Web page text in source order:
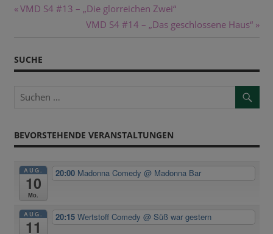
Beitragsnavigation
Vorheriger
VMD S4 #13 – „Die glorreichen Zwei“
Nächster
VMD S4 #14 – „Das geschlossene Haus“
SUCHE
BEVORSTEHENDE VERANSTALTUNGEN
AUG.
10
Mo.
20:00 Madonna Comedy@ Madonna Bar
AUG.
11
20:15Wertstoff Comedy@ Süß war gestern